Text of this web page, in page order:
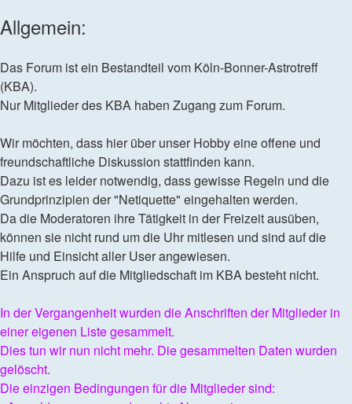
Allgemein:
Das Forum ist ein Bestandteil vom Köln-Bonner-Astrotreff
(KBA).
Nur Mitglieder des KBA haben Zugang zum Forum.
Wir möchten, dass hier über unser Hobby eine offene und
freundschaftliche Diskussion stattfinden kann.
Dazu ist es leider notwendig, dass gewisse Regeln und die
Grundprinzipien der "Netiquette" eingehalten werden.
Da die Moderatoren ihre Tätigkeit in der Freizeit ausüben,
können sie nicht rund um die Uhr mitlesen und sind auf die
Hilfe und Einsicht aller User angewiesen.
Ein Anspruch auf die Mitgliedschaft im KBA besteht nicht.
In der Vergangenheit wurden die Anschriften der Mitglieder in
einer eigenen Liste gesammelt.
Dies tun wir nun nicht mehr. Die gesammelten Daten wurden
gelöscht.
Die einzigen Bedingungen für die Mitglieder sind: